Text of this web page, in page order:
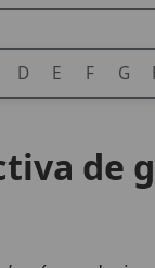
D E F G H